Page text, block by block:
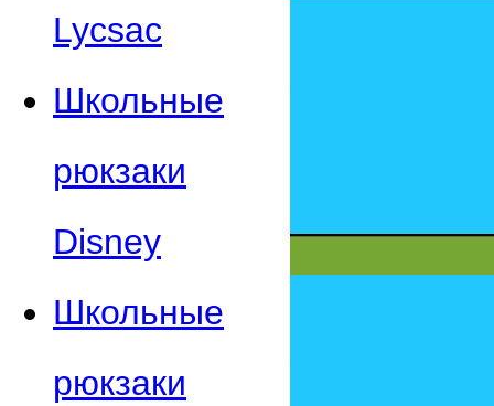
Lycsac
Школьные
рюкзаки
Disney
Школьные
рюкзаки